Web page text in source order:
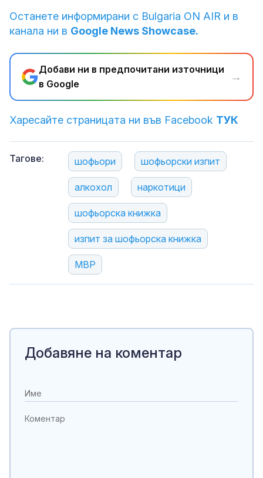
Останете информирани с Bulgaria ON AIR и в
канала ни в Google News Showcase.
Добави ни в предпочитани източници
в Google
→
Харесайте страницата ни във Facebook ТУК
Тагове: шофьори шофьорски изпит
алкохол наркотици
шофьорска книжка
изпит за шофьорска книжка
МВР
Добавяне на коментар